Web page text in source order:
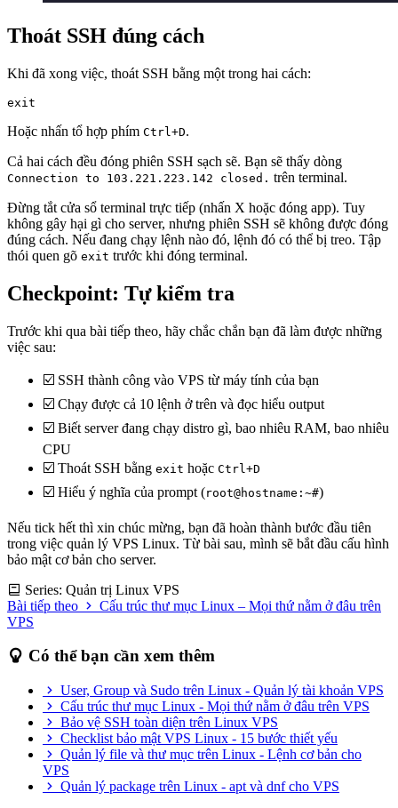
Thoát SSH đúng cách
Khi đã xong việc, thoát SSH bằng một trong hai cách:
exit
Hoặc nhấn tổ hợp phím Ctrl+D.
Cả hai cách đều đóng phiên SSH sạch sẽ. Bạn sẽ thấy dòng
Connection to 103.221.223.142 closed. trên terminal.
Đừng tắt cửa sổ terminal trực tiếp (nhấn X hoặc đóng app). Tuy
không gây hại gì cho server, nhưng phiên SSH sẽ không được đóng
đúng cách. Nếu đang chạy lệnh nào đó, lệnh đó có thể bị treo. Tập
thói quen gõ exit trước khi đóng terminal.
Checkpoint: Tự kiểm tra
Trước khi qua bài tiếp theo, hãy chắc chắn bạn đã làm được những
việc sau:
☑️ SSH thành công vào VPS từ máy tính của bạn
☑️ Chạy được cả 10 lệnh ở trên và đọc hiểu output
☑️ Biết server đang chạy distro gì, bao nhiêu RAM, bao nhiêu
CPU
☑️ Thoát SSH bằng exit hoặc Ctrl+D
☑️ Hiểu ý nghĩa của prompt (root@hostname:~#)
Nếu tick hết thì xin chúc mừng, bạn đã hoàn thành bước đầu tiên
trong việc quản lý VPS Linux. Từ bài sau, mình sẽ bắt đầu cấu hình
bảo mật cơ bản cho server.
Series: Quản trị Linux VPS
Bài tiếp theo
Cấu trúc thư mục Linux – Mọi thứ nằm ở đâu trên
VPS
Có thể bạn cần xem thêm
User, Group và Sudo trên Linux - Quản lý tài khoản VPS
Cấu trúc thư mục Linux - Mọi thứ nằm ở đâu trên VPS
Bảo vệ SSH toàn diện trên Linux VPS
Checklist bảo mật VPS Linux - 15 bước thiết yếu
Quản lý file và thư mục trên Linux - Lệnh cơ bản cho
VPS
Quản lý package trên Linux - apt và dnf cho VPS